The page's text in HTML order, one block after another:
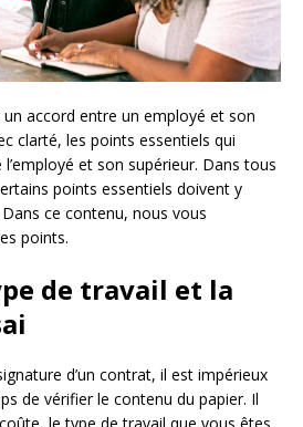
accord entre un employé et son
clarté, les points essentiels qui
et son supérieur. Dans tous
points essentiels doivent y
ce contenu, nous vous
points.
de travail et la
d’un contrat, il est impérieux
de vérifier le contenu du papier. Il